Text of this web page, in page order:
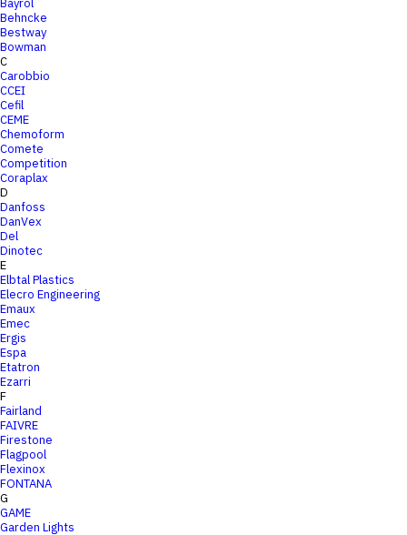
Bayrol
Behncke
Bestway
Bowman
C
Carobbio
CCEI
Cefil
CEME
Chemoform
Comete
Competition
Coraplax
D
Danfoss
DanVex
Del
Dinotec
E
Elbtal Plastics
Elecro Engineering
Emaux
Emec
Ergis
Espa
Etatron
Ezarri
F
Fairland
FAIVRE
Firestone
Flagpool
Flexinox
FONTANA
G
GAME
Garden Lights